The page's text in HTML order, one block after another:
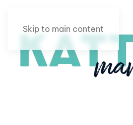
Skip to main content